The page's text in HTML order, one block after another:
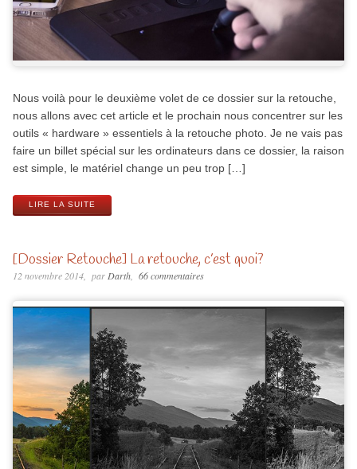
Nous voilà pour le deuxième volet de ce dossier sur la retouche,
nous allons avec cet article et le prochain nous concentrer sur les
outils « hardware » essentiels à la retouche photo. Je ne vais pas
faire un billet spécial sur les ordinateurs dans ce dossier, la raison
est simple, le matériel change un peu trop […]
LIRE LA SUITE
[Dossier Retouche] La retouche, c’est quoi?
12 novembre 2014 par Darth 66 commentaires